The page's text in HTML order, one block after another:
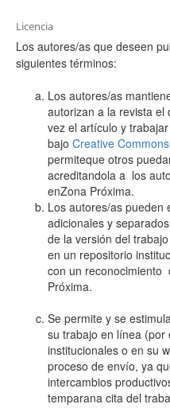
Licencia
Los autores/as que deseen
siguientes términos:
Los autores/as
autorizan a la revista
vez el artículo y
bajo Creative
permiteque otros
acreditandola a los
enZona Próxima.
Los autores/as pueden
adicionales y
de la versión del
en un repositorio
con un reconocimiento
Próxima.
Se permite y se
su trabajo en línea (por
institucionales o en su
proceso de envío, ya
intercambios
temparana cita del